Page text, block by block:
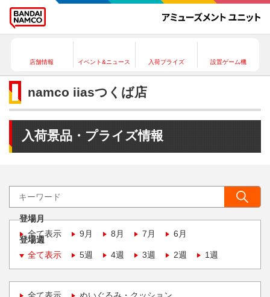
店舗情報 イベント&ニュース 入荷プライズ 設置ゲーム機
namco iiasつくば店
入荷景品・プライズ情報
登場月
全て表示
9月 8月 7月 6月
登場週
全て表示
5週 4週 3週 2週 1週